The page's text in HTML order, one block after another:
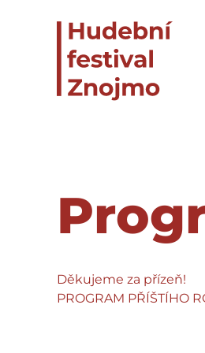
Děkujeme za přízeň!
PROGRAM PŘÍŠTÍHO